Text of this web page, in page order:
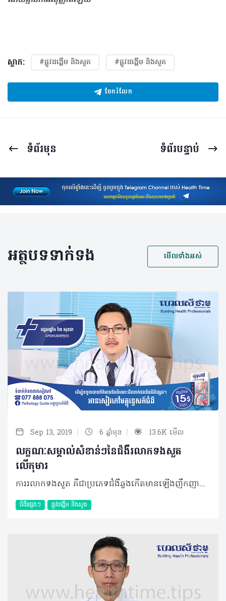
ស្លាក: #ផ្លូវដង្ហើម និងសួត #ផ្លូវដង្ហើម និងសួត
ចែករំលែក
ទំព័រ​មុន ទំព័រ​បន្ទាប់
អត្ថបទទាក់ទង មើលទាំងអស់
Sep 13, 2019 | 6 ឆ្នាំមុន | 13.6K មើល
លក្ខណៈសម្គាល់សំខាន់ៗនៃជំងឺរលាកទងសួត
លើកុមារ
ការរលាកទងសួត គឺជាប្រភេទជំងឺឆ្លងកើតមានឡើងញឹកញាប់ចំពោះក្មេងតូច និងទារក ដោយសារមានការរលាក និងស្ទះក្នុងទងសួត (Bronchiole) ដែលភាគច្រើនបង្កឡើងពីវីរុស។ ជាធម្មតារយៈពេលនៃជំងឺរលាកទងសួត គឺនៅអំឡុងខែត្រជាក់។ ជំងឺរលាកទងសួត ចាប់ផ្តើមជាមួយនឹងរោគសញ្ញាប្រហាក់ប្រហែលទៅនឹងជំងឺផ្តាសាយ ប៉ុន្តែវាអាចវិវឌ្ឍទៅជាក្អក ឮសំឡេងពេលដកដង្ហើម និងពេលខ្លះពិបាកដកដង្ហើម។ សញ្ញានៃការរលាកទងសួតអាចស្ថិតនៅពីច្រើនថ្ងៃទៅច្រើនសប្តាហ៍ ឬរហូតដល់មួយខែ។ កុមារភាគច្រើនបានធូរស្រាលដោយការសម្រាកព្យាបាលនៅផ្ទះ និងមានភាគរយតិចបំផុតដែលទាមទារឲ្យមានការព្យាបាលនៅមន្ទីរពេទ្យ។ លក្ខណៈនៃជំងឺ ការរលាកដែលប៉ះពាល់ផ្នែកនៃសួតត្រង់ bronchioles ត្រូវបានហៅថាជាជំងឺរលាកទងសួត។ Bronchioles មានលក្ខណៈតូច បំពង់មែកធាងដែលដឹកនាំខ្យល់ចេញចូលពីសួត។ នៅពេលបំពង់នេះ ត្រូវបានឆ្លងមេរោគ វាឡើងហើម និងពេញដោយស្លេស្ម ដែលធ្វើឲ្យពិបាកក្នុងការដកដង្ហើម។ ជំងឺរលាកទងសួតជាធម្មតាប៉ះពាល់ដល់ក្មេងអាយុក្រោម ២ឆ្នាំ ដែលអាចជាដោយខ្លួនឯងចំពោះក្មេងភាគច្រើន ប៉ុន្តែកុមារខ្លះដែលមានជំងឺនេះត្រូវការជួបប្រឹក្សាជាមួយគ្រូពេទ្យជាចាំបាច់។ ការចម្លងរោគ មូលហេតុចម្បងនៃការរលាកទងសួតគឺបណ្ដាលមកពីវីរុសមានឈ្មោះថា respiratory syncytial virus ឬ RSV។ វីរុសប្រភេទនេះរស់នៅក្នុងដំណក់ទឹកល្អិតៗ ដែលមាននៅក្នុងខ្យល់ពេលអ្នកជំងឺក្អក ឬកណ្តាស់ដែលអាចសាយភាយបានយ៉ាងងាយស្រួលពីមនុស្សម្នាក់ ទៅកាន់មនុស្សម្នាក់ទៀត។ រោគសញ្ញា ជាទូទៅ ការរលាកទងសួត ចាប់ផ្តើមដូចជាជំងឺផ្តាសាយដែរ ដែលកុមារតែងលេចឡើងនូវអាការៈដូចខាងក្រោម៖ • តឹងច្រមុះ ឬហៀរសម្បោរ • ក្អកដែលមានលក្ខណៈស្រាល • ក្តៅខ្លួនលើសពី៣៨ អង្សាសេ • ថយចុះចំណង់អាហារ។ នៅពេលការរលាកទងសួតកាន់តែវិវឌ្ឍធ្ងន់ធ្ងរ កុមារអាចលេចឡើងនូវសញ្ញាបន្ថែមរួមមាន៖ • ដកដង្ហើមញាប់ ឬមានបញ្ហាដង្ហើម៖ ចំពោះទារក សញ្ញាដំបូងអាចជាការផ្អាកដង្ហើមក្នុងរយៈពេលពី ១៥វិនាទី ឬ២០វិនាទី • ឮសំឡេងពេលដកដង្ហើម (ជាធម្មតាមានរយៈពេល៧ថ្ងៃ) • ក្អកធ្ងន់ធ្ងរ (រហូតដល់១៤ថ្ងៃ ឬយូរជាងនេះ) • មានបញ្ហាក្នុងការញ៉ាំ និងផឹក (ដោយសារសញ្ញាផ្សេងៗ)។ ការព្យាបាល ការព្យាបាលសំខាន់បំផុតនៃជំងឺរលាកទងសួត គឺត្រូវប្រាកដថាទារក ឬកូនរបស់អ្នកទទួលបានអុកស៊ីសែនគ្រប់គ្រាន់ ដោយគ្រូពេទ្យ ឬគិលានុបដ្ឋាកត្រូវបឺតស្លេស្មចេញពីច្រមុះកូនអ្នក ឬផ្តល់ខ្យល់មានសំណើម ឬអុកស៊ីសែនសម្រាប់ការដកដង្ហើម។ គួរបញ្ជាក់ថាគ្រូពេទ្យនឹងមិនផ្តល់ថ្នាំអង់ទីប៊ីយ៉ូទិកទេ ព្រោះការរលាកទងសួតបង្កឡើងពីវីរុស ហើយអង់ទីប៊ីយ៉ូទិកមិនមានប្រសិទ្ធភាពសម្លាប់វីរុសបានឡើយ។ ការថែទាំទារក ជាការពិតណាស់ គន្លឹះមួយចំនួនដែលឪពុកម្តាយគួរអនុវត្តដើម្បីជួយដល់កូនៗពីជំងឺរលាកទងសួតនេះរួមមាន៖ • ត្រូវប្រាកដថាកូនអ្នកទទួលបានជាតិទឹកគ្រប់គ្រាន់ • ប្រើប្រាស់ឧបករណ៍ផ្តល់សំណើមក្នុងបន្ទប់គេងរបស់កូនអ្នក • បើកូនអ្នកមិនស្រួលដោយសារក្តៅខ្លួន អ្នកអាចព្យាបាលដោយប្រើប៉ារ៉ាសេតាម៉ុល ឬ Ibuprofen • ចៀសវាងការប្រើ Aspirin ចំពោះក្មេងអាយុតិចជាង ១៨ឆ្នាំ • សម្អាតច្រមុះកូនអ្នកជាមួយសូលុយស្យុងសេរ៉ូមប្រៃ • បើកូនអ្នកមានអាយុលើសពី១ឆ្នាំ អាចផ្តល់អាហារក្តៅឧណ្ហៗ សារធាតុរាវថ្លាដើម្បីសម្រួលបំពង់ក និងជួយកាត់បន្ថយស្លេស្ម • ឲ្យកូនអ្នកគេងកើយខ្នើយបើពួកគេអាយុលើសពីមួយឆ្នាំ (មិនត្រូវប្រើខ្នើយទេបើកូនអ្នកអាយុក្រោម ១ឆ្នាំ) • គួរគេងក្នុងបន្ទប់ជាមួយកូនអ្នក ដូច្នេះ អ្នកនឹងអាចដឹងភ្លាមៗប្រសិនពួកគេពិបាកដកដង្ហើម • មិនអនុញ្ញាតឲ្យមាននរណាម្នាក់ជក់បារីនៅក្បែរកូនអ្នកឡើយ។ ការការពារ អ្នកអាចកាត់បន្ថយឱកាសដែលកូនអ្នកនឹងកើតជំងឺរលាកទងសួតដោយ៖ • លាងសម្អាតដៃអ្នក និងដៃកូនរបស់អ្នកឲ្យបានញឹកញាប់ជាមួយសាប៊ូដុំ និងទឹក ឬប្រើអាល់កុលជូតដៃ • នៅឲ្យឆ្ងាយពីមនុស្សពេញវ័យ ឬក្មេងដែលឈឺ • ចាក់វ៉ាក់សាំងបង្ការជំងឺផ្តាសាយជាប្រចាំចំពោះអ្នក និងកូនតូចរបស់អ្នក។ ជំងឺរលាកទងសួតអាចលាប់ឡើងវិញ ហើយការបង្ករោគអាចកើតឡើងលើសពីម្តងអំឡុងពេលជាមួយគ្នាក្នុងរដូវកាលនៃជំងឺផ្លូវដង្ហើម ហើយអ្នកជំងឺខ្លះអាចមានការបង្ករោគពីវីរុសពីរផ្សេងគ្នាក្នុងពេលតែមួយ។ បន្ថែមពីនោះ គ្រប់អ្នកជំងឺរលាកទងសួតត្រូវរក្សាគម្លាតឲ្យនៅដាច់ដោយឡែកពីអ្នកជំងឺផ្សេងទៀតដែលមាន និងគ្មានជំងឺរលាកទងសួត។ ប្រសិនបើចាំបាច់ អ្នកជំងឺដែលបង្កពីវីរុសដូចគ្នាអាចនៅបន្ទប់ជាមួយគ្នា ទោះជាយ៉ាងណាក៏ដោយបម្រុងប្រយ័ត្នគួរតែត្រូវបានអនុវត្តជានិច្ច។ ការវិវឌ្ឍ គួរបញ្ជាក់ដែរថា កុមារដែលធ្លាប់មានជំងឺរលាកទងសួតអាចនឹងពិបាកដកដង្ហើម ឬដកដង្ហើមឮម្តងទៀតក្នុងកម្រិតតែ៥០% ប៉ុណ្ណោះ។ ម៉្យាងទៀតគេនៅមិនទាន់ច្បាស់ថា តើវីរុសអាចបង្កឲ្យមានជំងឺហឺតបន្ថែមទៀត ឬកុមារដែលមានជំងឺហឺតអាចប្រឈមខ្ពស់ទៅនឹងជំងឺរលាកទងសួតឬយ៉ាងណា។ បកស្រាយដោយ៖ វេជ្ជបណ្ឌិត វ៉ាន សុខជា ឯកទេសរោគកុមារ សញ្ញាបត្រពីប្រទេសបារំាងនិងអូស្ត្រាលី បម្រើការនៅមន្ទីរពេទ្យកុមារជាតិ និងជាប្រធានមន្ទីរសំរាកព្យាបាលរោគកុមារ ម៉ាក់ស៊ីឃែរ អត្ថបទ៖ ដកស្រង់ចេញពីទស្សនាវដ្ដី ហេលស៍ថាម ប្រូ លេខ ៨៣ 2019 រក្សាសិទ្ធិគ្រប់យ៉ាង​ដោយ Healthtime Corporation ចំពោះគ្រប់អត្ថបទដោយគ្មានផ្នែកណាមួយត្រូវបោះពុម្ពផ្សាយចូលប្រព័ន្ធអុីនធឺណែតឧបករណ៍អេឡិចត្រូនិកអាត់ជាសំឡេងឬថតចំលងគ្រប់រូបភាពដោយគ្មានការអនុញ្ញាតឡើយ
ជំងឺផ្សេងៗ ផ្លូវដង្ហើម និងសួត